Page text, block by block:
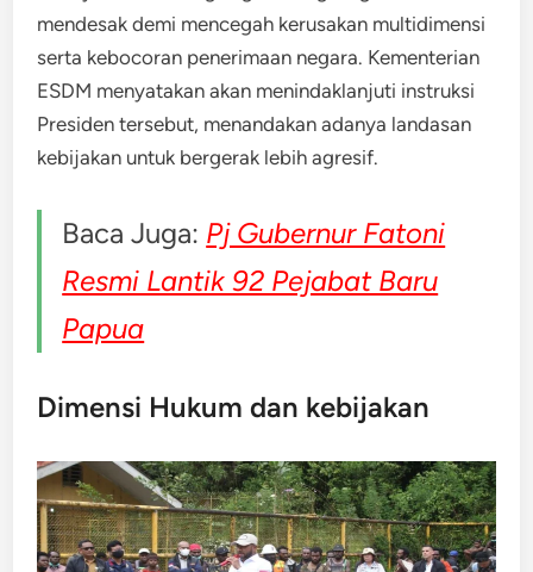
mendesak demi mencegah kerusakan multidimensi
serta kebocoran penerimaan negara. Kementerian
ESDM menyatakan akan menindaklanjuti instruksi
Presiden tersebut, menandakan adanya landasan
kebijakan untuk bergerak lebih agresif.
Baca Juga: Pj Gubernur Fatoni
Resmi Lantik 92 Pejabat Baru
Papua
Dimensi Hukum dan kebijakan